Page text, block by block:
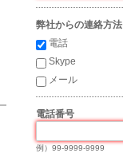
弊社からの連絡方法
電話
Skype
メール
電話番号
例）99-9999-9999